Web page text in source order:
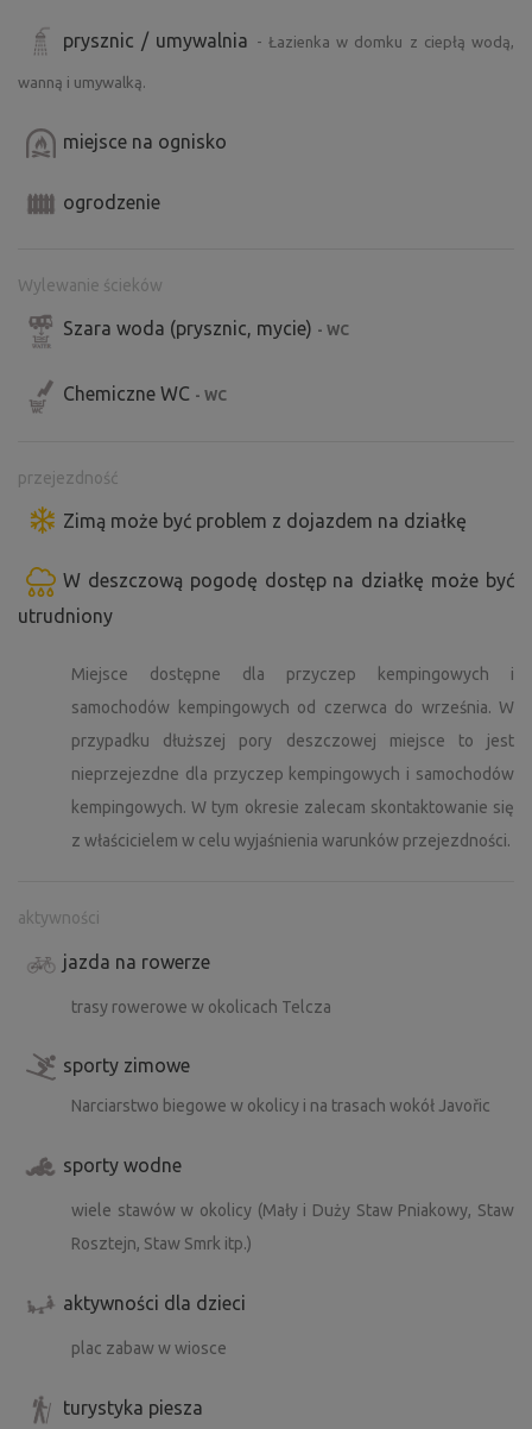
prysznic / umywalnia - Łazienka w domku z ciepłą wodą,
wanną i umywalką.
miejsce na ognisko
ogrodzenie
Wylewanie ścieków
Szara woda (prysznic, mycie) - WC
Chemiczne WC - WC
przejezdność
Zimą może być problem z dojazdem na działkę
W deszczową pogodę dostęp na działkę może być
utrudniony
Miejsce dostępne dla przyczep kempingowych i
samochodów kempingowych od czerwca do września. W
przypadku dłuższej pory deszczowej miejsce to jest
nieprzejezdne dla przyczep kempingowych i samochodów
kempingowych. W tym okresie zalecam skontaktowanie się
z właścicielem w celu wyjaśnienia warunków przejezdności.
aktywności
jazda na rowerze
trasy rowerowe w okolicach Telcza
sporty zimowe
Narciarstwo biegowe w okolicy i na trasach wokół Javořic
sporty wodne
wiele stawów w okolicy (Mały i Duży Staw Pniakowy, Staw
Rosztejn, Staw Smrk itp.)
aktywności dla dzieci
plac zabaw w wiosce
turystyka piesza